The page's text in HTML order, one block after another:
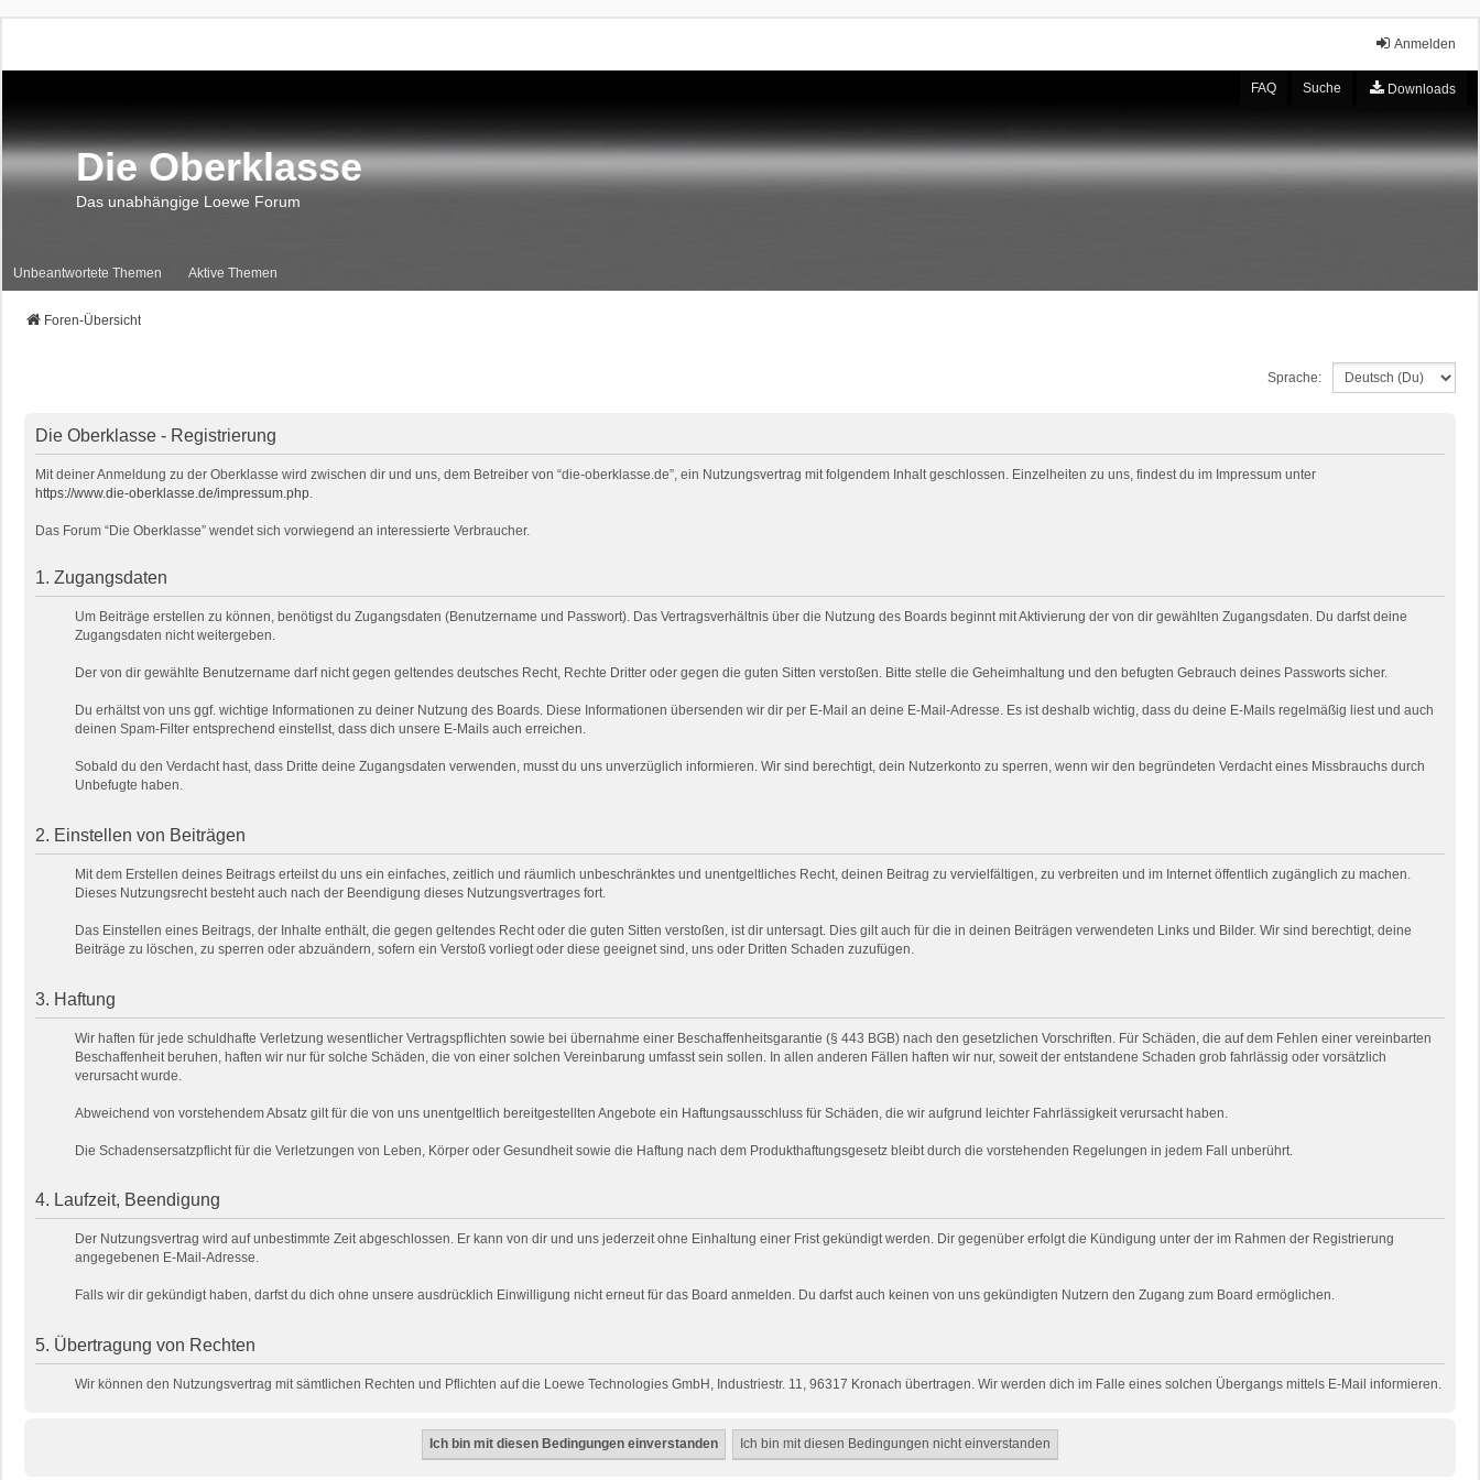
Anmelden
FAQ Suche Downloads
Die Oberklasse
Das unabhängige Loewe Forum
Unbeantwortete Themen Aktive Themen
Foren-Übersicht
Sprache:
Die Oberklasse - Registrierung
Mit deiner Anmeldung zu der Oberklasse wird zwischen dir und uns, dem Betreiber von “die-oberklasse.de”, ein Nutzungsvertrag mit folgendem Inhalt geschlossen. Einzelheiten zu uns, findest du im Impressum unter
https://www.die-oberklasse.de/impressum.php.
Das Forum “Die Oberklasse” wendet sich vorwiegend an interessierte Verbraucher.
1. Zugangsdaten
Um Beiträge erstellen zu können, benötigst du Zugangsdaten (Benutzername und Passwort). Das Vertragsverhältnis über die Nutzung des Boards beginnt mit Aktivierung der von dir gewählten Zugangsdaten. Du darfst deine
Zugangsdaten nicht weitergeben.
Der von dir gewählte Benutzername darf nicht gegen geltendes deutsches Recht, Rechte Dritter oder gegen die guten Sitten verstoßen. Bitte stelle die Geheimhaltung und den befugten Gebrauch deines Passworts sicher.
Du erhältst von uns ggf. wichtige Informationen zu deiner Nutzung des Boards. Diese Informationen übersenden wir dir per E-Mail an deine E-Mail-Adresse. Es ist deshalb wichtig, dass du deine E-Mails regelmäßig liest und auch
deinen Spam-Filter entsprechend einstellst, dass dich unsere E-Mails auch erreichen.
Sobald du den Verdacht hast, dass Dritte deine Zugangsdaten verwenden, musst du uns unverzüglich informieren. Wir sind berechtigt, dein Nutzerkonto zu sperren, wenn wir den begründeten Verdacht eines Missbrauchs durch
Unbefugte haben.
2. Einstellen von Beiträgen
Mit dem Erstellen deines Beitrags erteilst du uns ein einfaches, zeitlich und räumlich unbeschränktes und unentgeltliches Recht, deinen Beitrag zu vervielfältigen, zu verbreiten und im Internet öffentlich zugänglich zu machen.
Dieses Nutzungsrecht besteht auch nach der Beendigung dieses Nutzungsvertrages fort.
Das Einstellen eines Beitrags, der Inhalte enthält, die gegen geltendes Recht oder die guten Sitten verstoßen, ist dir untersagt. Dies gilt auch für die in deinen Beiträgen verwendeten Links und Bilder. Wir sind berechtigt, deine
Beiträge zu löschen, zu sperren oder abzuändern, sofern ein Verstoß vorliegt oder diese geeignet sind, uns oder Dritten Schaden zuzufügen.
3. Haftung
Wir haften für jede schuldhafte Verletzung wesentlicher Vertragspflichten sowie bei übernahme einer Beschaffenheitsgarantie (§ 443 BGB) nach den gesetzlichen Vorschriften. Für Schäden, die auf dem Fehlen einer vereinbarten
Beschaffenheit beruhen, haften wir nur für solche Schäden, die von einer solchen Vereinbarung umfasst sein sollen. In allen anderen Fällen haften wir nur, soweit der entstandene Schaden grob fahrlässig oder vorsätzlich
verursacht wurde.
Abweichend von vorstehendem Absatz gilt für die von uns unentgeltlich bereitgestellten Angebote ein Haftungsausschluss für Schäden, die wir aufgrund leichter Fahrlässigkeit verursacht haben.
Die Schadensersatzpflicht für die Verletzungen von Leben, Körper oder Gesundheit sowie die Haftung nach dem Produkthaftungsgesetz bleibt durch die vorstehenden Regelungen in jedem Fall unberührt.
4. Laufzeit, Beendigung
Der Nutzungsvertrag wird auf unbestimmte Zeit abgeschlossen. Er kann von dir und uns jederzeit ohne Einhaltung einer Frist gekündigt werden. Dir gegenüber erfolgt die Kündigung unter der im Rahmen der Registrierung
angegebenen E-Mail-Adresse.
Falls wir dir gekündigt haben, darfst du dich ohne unsere ausdrücklich Einwilligung nicht erneut für das Board anmelden. Du darfst auch keinen von uns gekündigten Nutzern den Zugang zum Board ermöglichen.
5. Übertragung von Rechten
Wir können den Nutzungsvertrag mit sämtlichen Rechten und Pflichten auf die Loewe Technologies GmbH, Industriestr. 11, 96317 Kronach übertragen. Wir werden dich im Falle eines solchen Übergangs mittels E-Mail informieren.